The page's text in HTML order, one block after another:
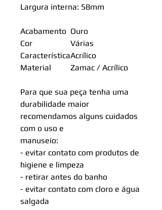
Largura interna: 58mm
Acabamento Ouro
Cor
Várias
CaracterísticaAcrílico
Material
Zamac / Acrílico
Para que sua peça tenha uma
durabilidade maior
recomendamos alguns cuidados
com o uso e
manuseio:
- evitar contato com produtos de
higiene e limpeza
- retirar antes do banho
- evitar contato com cloro e água
salgada